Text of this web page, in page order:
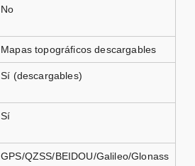
No
Mapas topográficos descargables
Sí (descargables)
Sí
GPS/QZSS/BEIDOU/Galileo/Glonass